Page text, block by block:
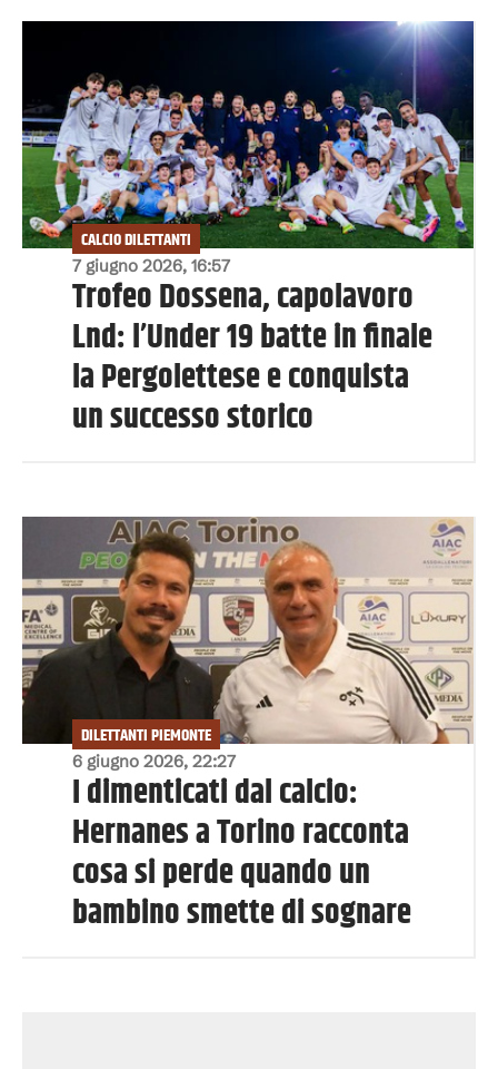
7 giugno 2026, 16:57
CALCIO DILETTANTI
Trofeo Dossena, capolavoro
Lnd: l’Under 19 batte in finale
la Pergolettese e conquista
un successo storico
6 giugno 2026, 22:27
DILETTANTI PIEMONTE
I dimenticati dal calcio:
Hernanes a Torino racconta
cosa si perde quando un
bambino smette di sognare